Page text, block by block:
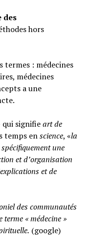
des
hors
termes : médecines
médecines
a une
qui signifieart de
temps enscience, «la
une
et d’organisation
et de
des communautés
« médecine »
(google)